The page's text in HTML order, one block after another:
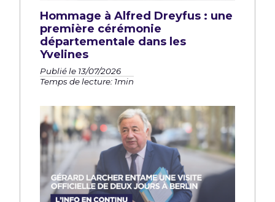
Hommage à Alfred Dreyfus : une
première cérémonie
départementale dans les
Yvelines
Publié le 13/07/2026
Temps de lecture: 1min